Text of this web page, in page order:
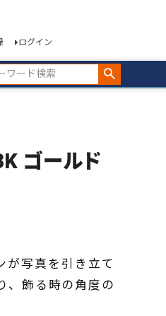
ログイン
ゴールド
が写真を引き立て
、飾る時の角度の